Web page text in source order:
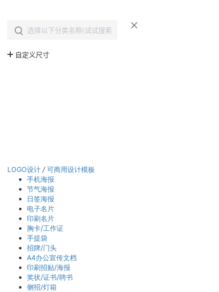
LOGO设计 / 可商用设计模板
手机海报
节气海报
日签海报
电子名片
印刷名片
胸卡/工作证
手提袋
招牌/门头
A4办公宣传文档
印刷招贴/海报
奖状/证书/聘书
侧招/灯箱